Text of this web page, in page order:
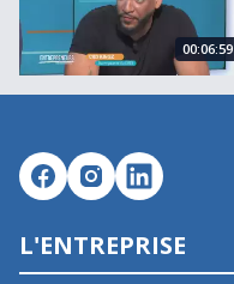
00:06:59
L'ENTREPRISE